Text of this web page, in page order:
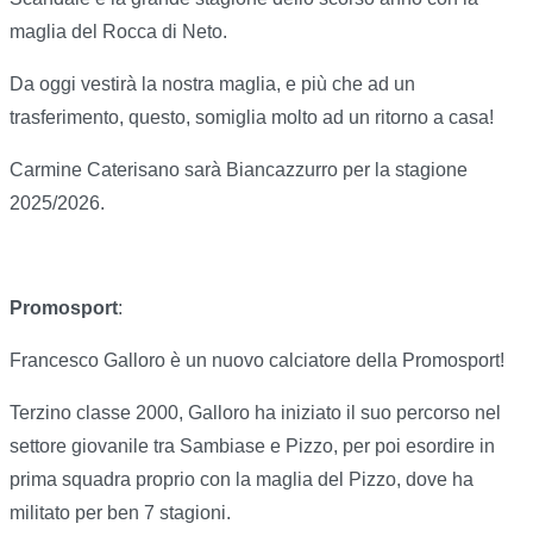
maglia del Rocca di Neto.
Da oggi vestirà la nostra maglia, e più che ad un
trasferimento, questo, somiglia molto ad un ritorno a casa!
Carmine Caterisano sarà Biancazzurro per la stagione
2025/2026.
Promosport:
Francesco Galloro è un nuovo calciatore della Promosport!
Terzino classe 2000, Galloro ha iniziato il suo percorso nel
settore giovanile tra Sambiase e Pizzo, per poi esordire in
prima squadra proprio con la maglia del Pizzo, dove ha
militato per ben 7 stagioni.